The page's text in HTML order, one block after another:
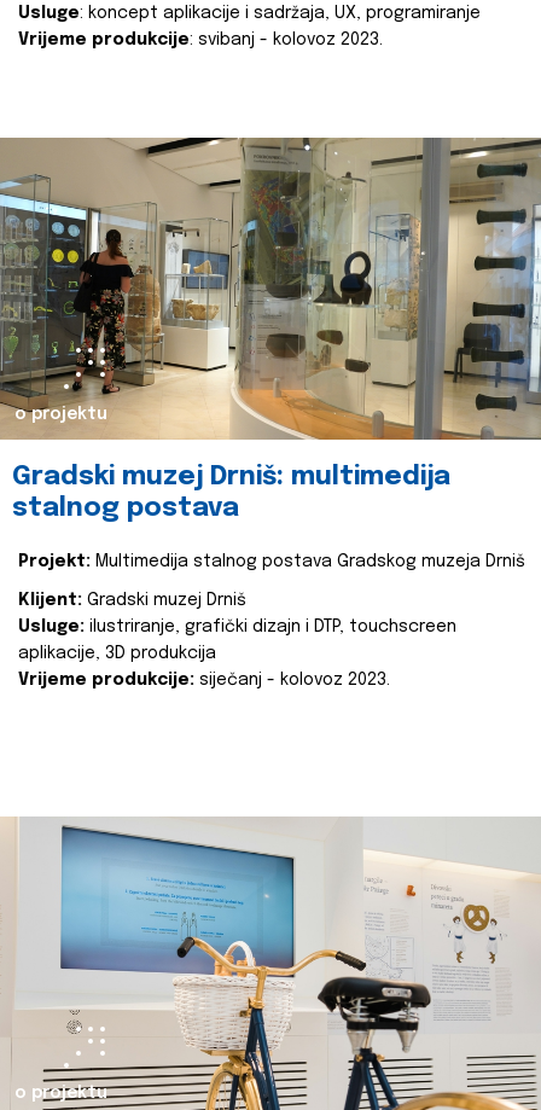
Usluge: koncept aplikacije i sadržaja, UX, programiranje
Vrijeme produkcije: svibanj - kolovoz 2023.
o projektu
Gradski muzej Drniš: multimedija
stalnog postava
Projekt: Multimedija stalnog postava Gradskog muzeja Drniš
Klijent: Gradski muzej Drniš
Usluge: ilustriranje, grafički dizajn i DTP, touchscreen
aplikacije, 3D produkcija
Vrijeme produkcije: siječanj - kolovoz 2023.
o projektu